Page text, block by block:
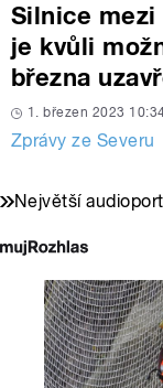
Silnice mezi
je kvůli
března
1. březen 2023
Zprávy ze Severu
Největší